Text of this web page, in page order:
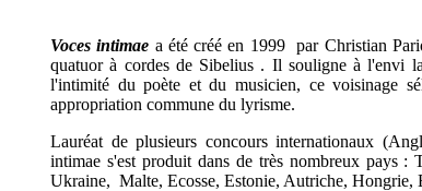
Voces intimae a été créé en 1999 par Christian
quatuor à cordes de Sibelius . Il souligne à l'envi
l'intimité du poète et du musicien, ce voisinage
appropriation commune du lyrisme.
Lauréat de plusieurs concours internationaux
intimae s'est produit dans de très nombreux pays
Ukraine, Malte, Ecosse, Estonie, Autriche, Hongrie,